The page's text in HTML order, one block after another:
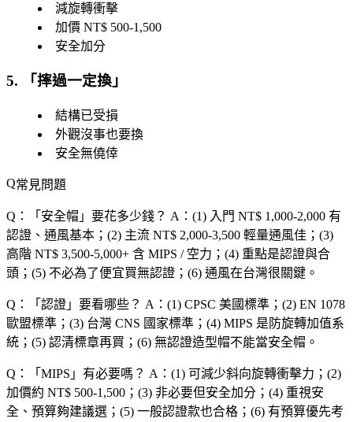
減旋轉衝擊
加價 NT$ 500-1,500
安全加分
5. 「摔過一定換 」
結構已受損
外觀沒事也要換
安全無僥倖
常見問題
Q：「 安全帽 」要花多少錢？ A：(1) 入門 NT$ 1,000-2,000 有
認證、通風基本；(2) 主流 NT$ 2,000-3,500 輕量通風佳；(3)
高階 NT$ 3,500-5,000+ 含 MIPS / 空力；(4) 重點是認證與合
頭；(5) 不必為了便宜買無認證；(6) 通風在台灣很關鍵。
Q：「 認證 」要看哪些？ A：(1) CPSC 美國標準；(2) EN 1078
歐盟標準；(3) 台灣 CNS 國家標準；(4) MIPS 是防旋轉加值系
統；(5) 認清標章再買；(6) 無認證造型帽不能當安全帽。
Q：「 MIPS 」有必要嗎？ A：(1) 可減少斜向旋轉衝擊力；(2)
加價約 NT$ 500-1,500；(3) 非必要但安全加分；(4) 重視安
全、預算夠建議選；(5) 一般認證款也合格；(6) 有預算優先考